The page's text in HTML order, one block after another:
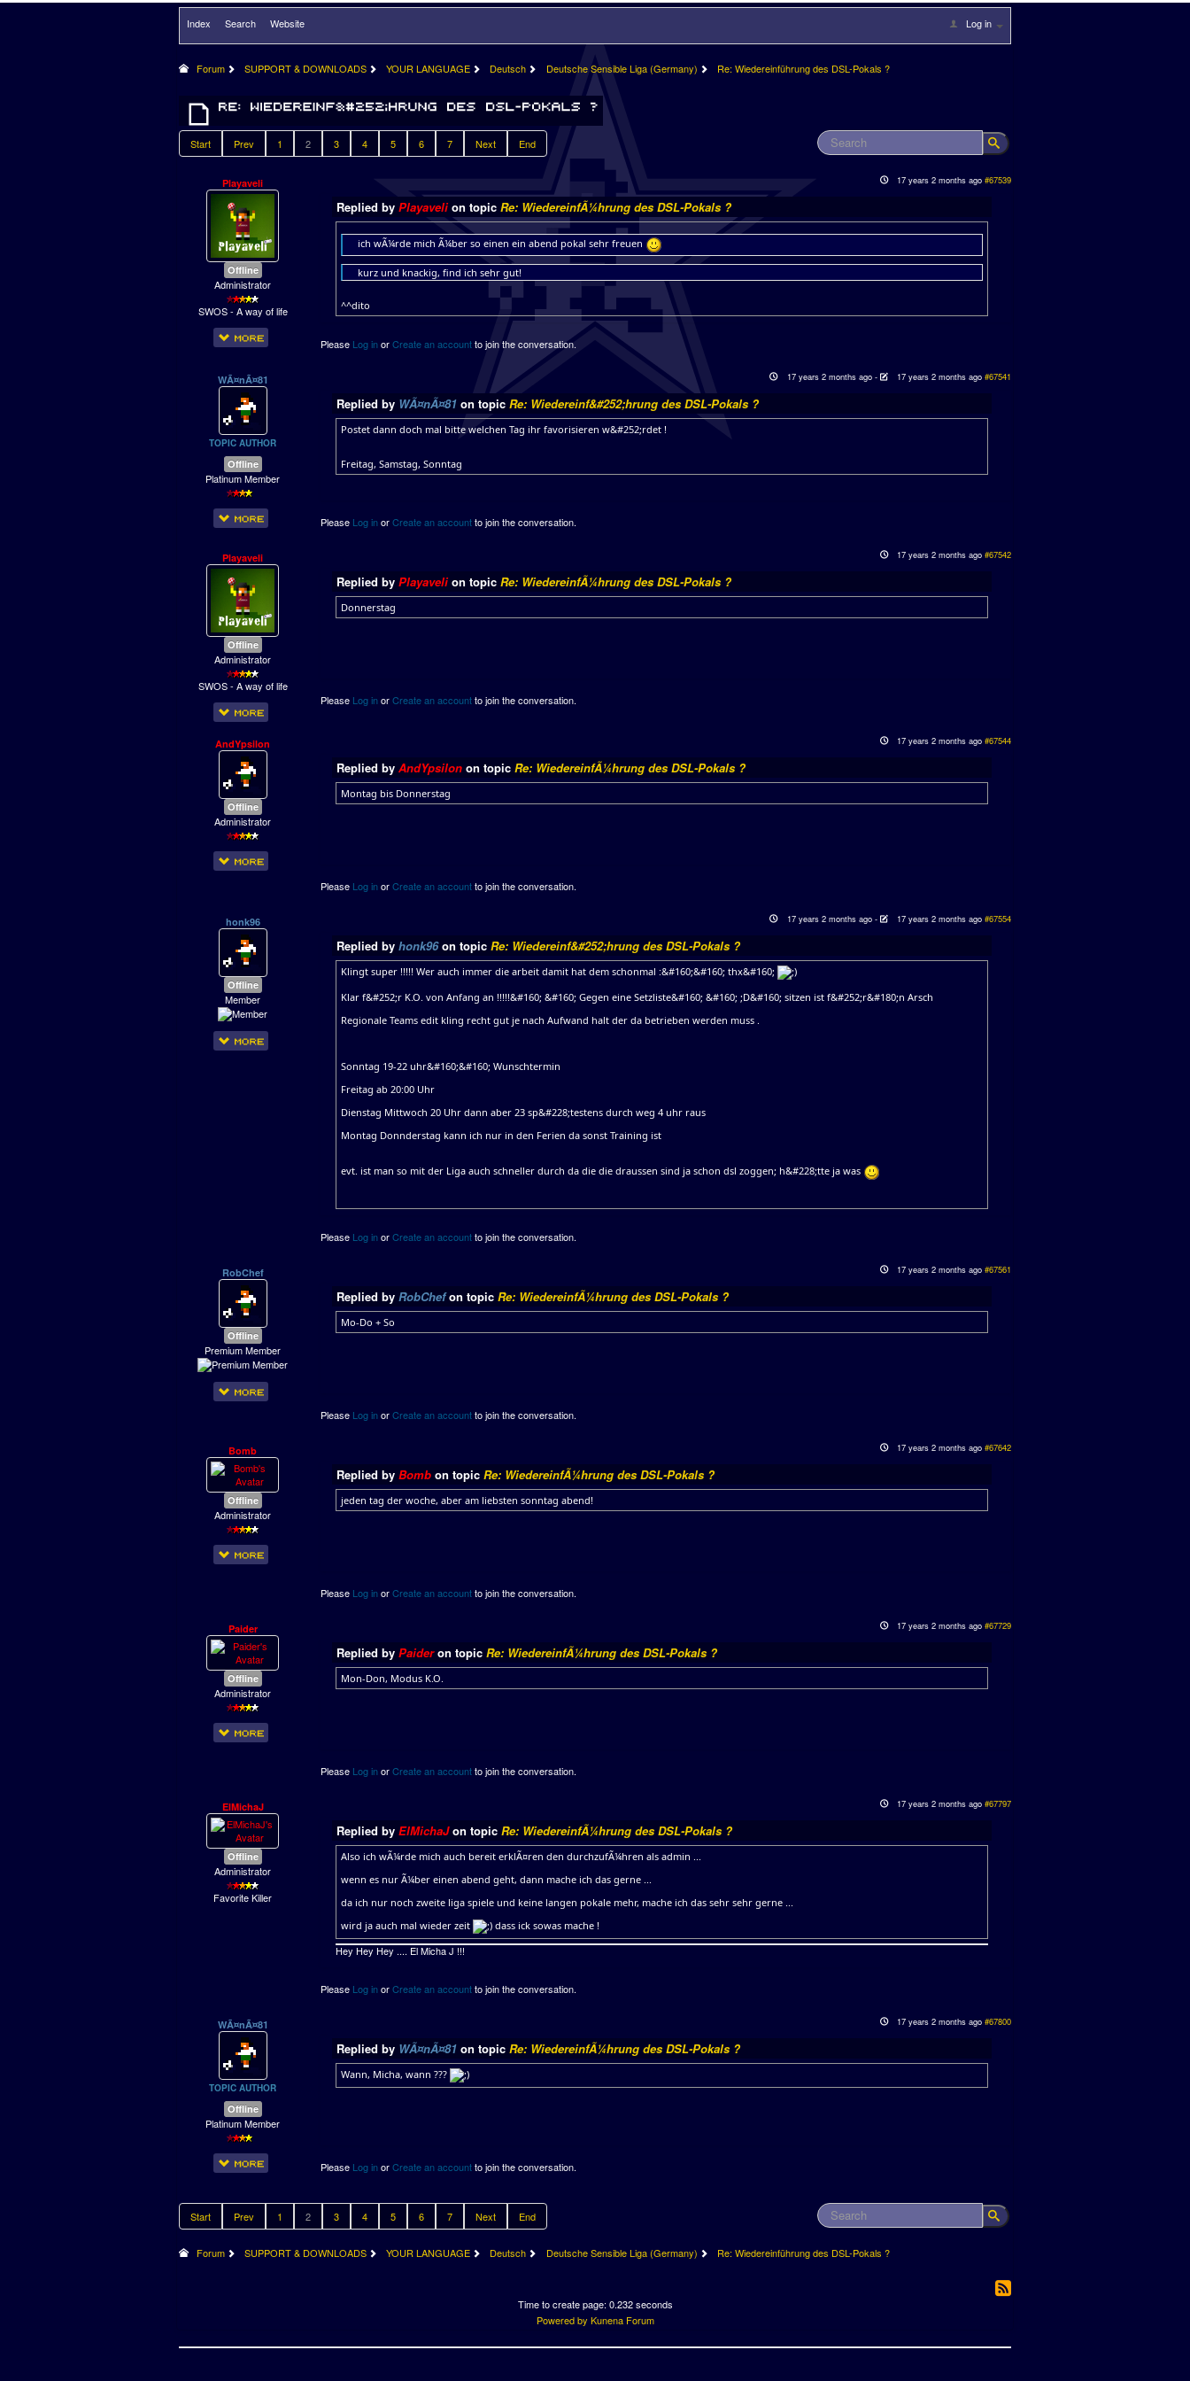
Index Search Website Log in
Forum SUPPORT & DOWNLOADS YOUR LANGUAGE Deutsch Deutsche Sensible Liga (Germany) Re: Wiedereinführung des DSL-Pokals ?
Start Prev 1 2 3 4 5 6 7 Next End
Playaveli
Offline
Administrator
SWOS - A way of life
17 years 2 months ago #67539
Replied by Playavelion topic Re: WiedereinfÃ¼hrung des DSL-Pokals ?
ich wÃ¼rde mich Ã¼ber so einen ein abend pokal sehr freuen
kurz und knackig, find ich sehr gut!
^^dito
Please Log inorCreate an accountto join the conversation.
WÃ¤nÃ¤81
TOPIC AUTHOR
Offline
Platinum Member
17 years 2 months ago- 17 years 2 months ago #67541
Replied by WÃ¤nÃ¤81 on topic Re: Wiedereinf&#252;hrung des DSL-Pokals ?
Postet dann doch mal bitte welchen Tag ihr favorisieren w&#252;rdet !
Freitag, Samstag, Sonntag
Please Log inorCreate an accountto join the conversation.
Playaveli
Offline
Administrator
SWOS - A way of life
17 years 2 months ago #67542
Replied by Playavelion topic Re: WiedereinfÃ¼hrung des DSL-Pokals ?
Donnerstag
Please Log inorCreate an accountto join the conversation.
AndYpsilon
Offline
Administrator
17 years 2 months ago #67544
Replied by AndYpsilon on topic Re: WiedereinfÃ¼hrung des DSL-Pokals ?
Montag bis Donnerstag
Please Log inorCreate an accountto join the conversation.
honk96
Offline
Member
17 years 2 months ago- 17 years 2 months ago #67554
Replied by honk96on topic Re: Wiedereinf&#252;hrung des DSL-Pokals ?
Klingt super !!!!! Wer auch immer die arbeit damit hat dem schonmal :&#160;&#160; thx&#160;
Klar f&#252;r K.O. von Anfang an !!!!!&#160; &#160; Gegen eine Setzliste&#160; &#160; ;D&#160; sitzen ist f&#252;r&#180;n Arsch
Regionale Teams edit kling recht gut je nach Aufwand halt der da betrieben werden muss .
Sonntag 19-22 uhr&#160;&#160; Wunschtermin
Freitag ab 20:00 Uhr
Dienstag Mittwoch 20 Uhr dann aber 23 sp&#228;testens durch weg 4 uhr raus
Montag Donnderstag kann ich nur in den Ferien da sonst Training ist
evt. ist man so mit der Liga auch schneller durch da die die draussen sind ja schon dsl zoggen; h&#228;tte ja was
Please Log inorCreate an accountto join the conversation.
RobChef
Offline
Premium Member
17 years 2 months ago #67561
Replied by RobChefon topic Re: WiedereinfÃ¼hrung des DSL-Pokals ?
Mo-Do + So
Please Log inorCreate an accountto join the conversation.
Bomb
Offline
Administrator
17 years 2 months ago #67642
Replied by Bomb on topic Re: WiedereinfÃ¼hrung des DSL-Pokals ?
jeden tag der woche, aber am liebsten sonntag abend!
Please Log inorCreate an accountto join the conversation.
Paider
Offline
Administrator
17 years 2 months ago #67729
Replied by Paideron topic Re: WiedereinfÃ¼hrung des DSL-Pokals ?
Mon-Don, Modus K.O.
Please Log inorCreate an accountto join the conversation.
ElMichaJ
Offline
Administrator
Favorite Killer
17 years 2 months ago #67797
Replied by ElMichaJon topic Re: WiedereinfÃ¼hrung des DSL-Pokals ?
Also ich wÃ¼rde mich auch bereit erklÃ¤ren den durchzufÃ¼hren als admin ...
wenn es nur Ã¼ber einen abend geht, dann mache ich das gerne ...
da ich nur noch zweite liga spiele und keine langen pokale mehr, mache ich das sehr sehr gerne ...
wird ja auch mal wieder zeit
dass ick sowas mache !
Hey Hey Hey .... El Micha J !!!
Please Log inorCreate an accountto join the conversation.
WÃ¤nÃ¤81
TOPIC AUTHOR
Offline
Platinum Member
17 years 2 months ago #67800
Replied by WÃ¤nÃ¤81 on topic Re: WiedereinfÃ¼hrung des DSL-Pokals ?
Wann, Micha, wann ???
Please Log inorCreate an accountto join the conversation.
Start Prev 1 2 3 4 5 6 7 Next End
Forum SUPPORT & DOWNLOADS YOUR LANGUAGE Deutsch Deutsche Sensible Liga (Germany) Re: Wiedereinführung des DSL-Pokals ?
Time to create page: 0.232 seconds
Powered by Kunena Forum